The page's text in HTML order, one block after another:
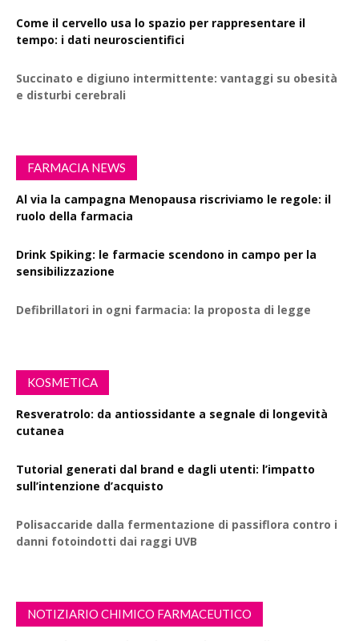
Come il cervello usa lo spazio per rappresentare il
tempo: i dati neuroscientifici
Succinato e digiuno intermittente: vantaggi su obesità
e disturbi cerebrali
FARMACIA NEWS
Al via la campagna Menopausa riscriviamo le regole: il
ruolo della farmacia
Drink Spiking: le farmacie scendono in campo per la
sensibilizzazione
Defibrillatori in ogni farmacia: la proposta di legge
KOSMETICA
Resveratrolo: da antiossidante a segnale di longevità
cutanea
Tutorial generati dal brand e dagli utenti: l’impatto
sull’intenzione d’acquisto
Polisaccaride dalla fermentazione di passiflora contro i
danni fotoindotti dai raggi UVB
NOTIZIARIO CHIMICO FARMACEUTICO